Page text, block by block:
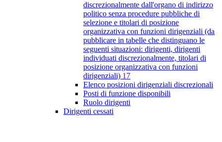
discrezionalmente dall'organo di indirizzo
politico senza procedure pubbliche di
selezione e titolari di posizione
organizzativa con funzioni dirigenziali (da
pubblicare in tabelle che distinguano le
seguenti situazioni: dirigenti, dirigenti
individuati discrezionalmente, titolari di
posizione organizzativa con funzioni
dirigenziali) 17
Elenco posizioni dirigenziali discrezionali
Posti di funzione disponibili
Ruolo dirigenti
Dirigenti cessati